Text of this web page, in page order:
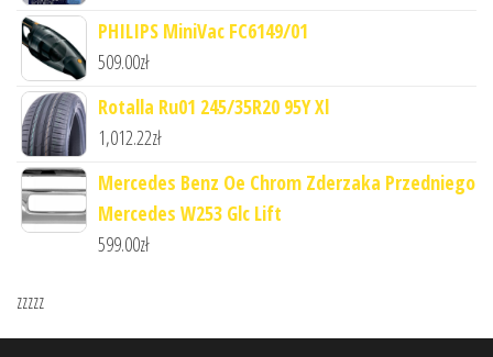
PHILIPS MiniVac FC6149/01
509.00zł
Rotalla Ru01 245/35R20 95Y Xl
1,012.22zł
Mercedes Benz Oe Chrom Zderzaka Przedniego
Mercedes W253 Glc Lift
599.00zł
zzzzz